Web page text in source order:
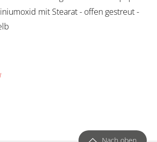
mit Stearat - offen gestreut -